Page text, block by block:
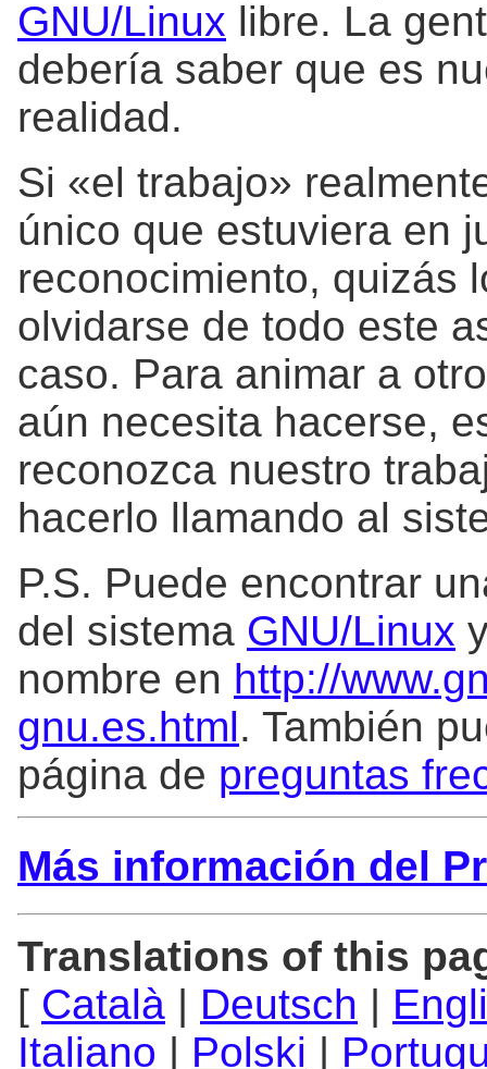
GNU/Linux libre. La
debería saber que es
realidad.
Si «el trabajo»
único que estuviera en
reconocimiento, quizás
olvidarse de todo este
caso. Para animar a
aún necesita hacerse,
reconozca nuestro
hacerlo llamando al
P.S. Puede encontrar
del sistema GNU/Linux
nombre en http://
gnu.es.html. También
página de preguntas
Más información del
Translations of this
[ Català | Deutsch |
Italiano | Polski |